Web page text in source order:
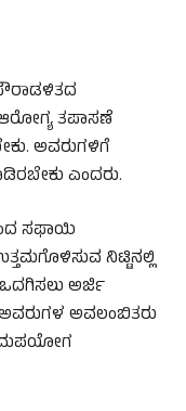
ತಪಾಸಣೆ
ಅವರುಗಳಿಗೆ
ಎಂದರು.
ಸಫಾಯಿ
ನಿಟ್ಟಿನಲ್ಲಿ
ಅರ್ಜಿ
ಅವರುಗಳ ಅವಲಂಬಿತರು